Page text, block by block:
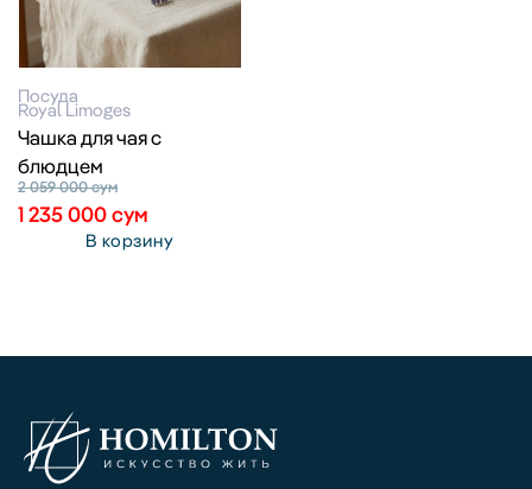
Посуда
Royal Limoges
Чашка для чая с
блюдцем
2 059 000сум
1 235 000сум
В корзину